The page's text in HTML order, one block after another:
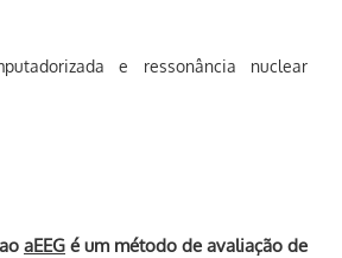
e ressonância nuclear
aEEG é um método de avaliação de